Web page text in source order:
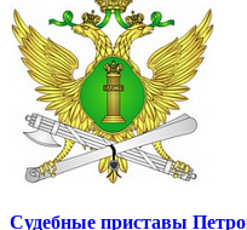
Судебные приставы